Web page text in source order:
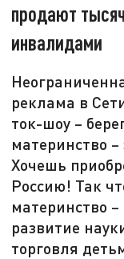
продают
инвалидами
реклама в
ток-шоу –
материнство
Хочешь
Россию! Так
материнство
развитие
торговля